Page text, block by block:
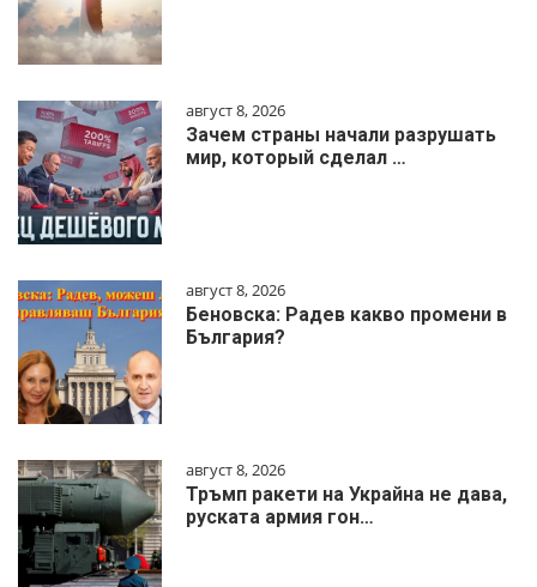
август 8, 2026
Зачем страны начали разрушать
мир, который сделал …
август 8, 2026
Беновска: Радев какво промени в
България?
август 8, 2026
Тръмп ракети на Украйна не дава,
руската армия гон…